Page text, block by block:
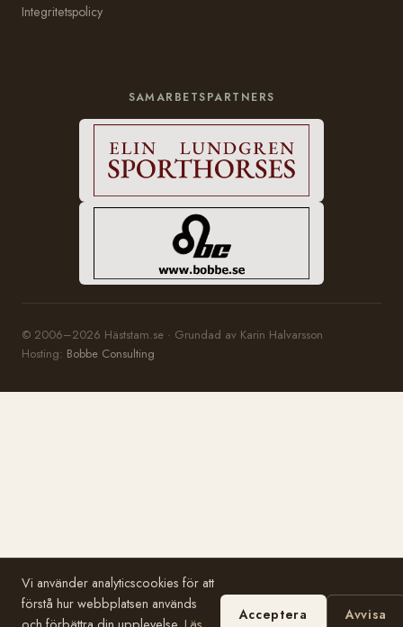
Integritetspolicy
SAMARBETSPARTNERS
© 2006–2026 Häststam.se · Grundad av Karin Halvarsson
Hosting: Bobbe Consulting
Vi använder analyticscookies för att
förstå hur webbplatsen används
Acceptera Avvisa